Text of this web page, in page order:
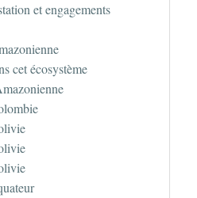
et engagements
cet écosystème